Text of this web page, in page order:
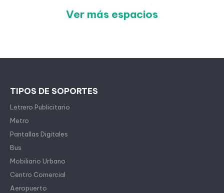
Ver más espacios
TIPOS DE SOPORTES
Letrero Publicitario
Metro
Pantallas Digitales
Bus
Mobiliario Urbano
Centro Comercial
Aeropuerto